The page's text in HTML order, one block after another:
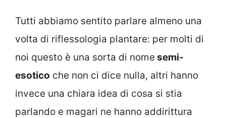
Tutti abbiamo sentito parlare almeno una
volta di riflessologia plantare: per molti di
noi questo è una sorta di nome semi-
esotico che non ci dice nulla, altri hanno
invece una chiara idea di cosa si stia
parlando e magari ne hanno addirittura